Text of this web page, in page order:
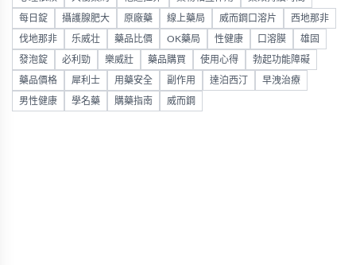
每日錠 攝護腺肥大 原廠藥 線上藥局 威而鋼口溶片 西地那非
伐地那非 乐威壮 藥品比價 OK藥局 性健康 口溶膜 雄固
發泡錠 必利勁 樂威壯 藥品購買 使用心得 勃起功能障礙
藥品價格 犀利士 用藥安全 副作用 達泊西汀 早洩治療
男性健康 學名藥 購藥指南 威而鋼